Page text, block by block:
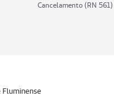
Cancelamento (RN 561)